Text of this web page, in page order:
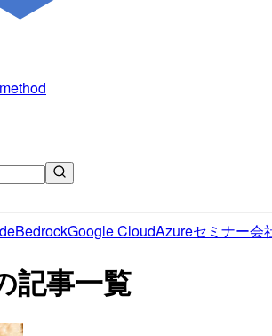
BedrockGoogle CloudAzureセミナー会
記事一覧